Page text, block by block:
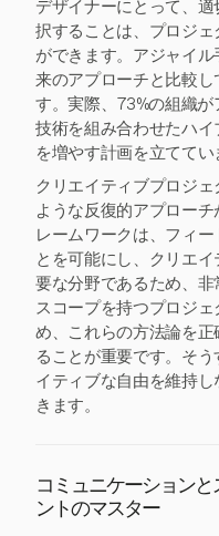
デザイナーにとって、
択することは、プロジ
ができます。アジャイ
来のアプローチと比較
す。実際、73%の組織
技術を組み合わせたハ
を増やす計画を立ててい
クリエイティブプロジ
ような反復的アプロー
レームワークは、フィ
とを可能にし、クリエ
要な分野であるため、
スコープを持つプロジ
め、これらの方法論を
ることが重要です。そ
イティブな自由を維持
きます。
コミュニケーション
ントのマスター